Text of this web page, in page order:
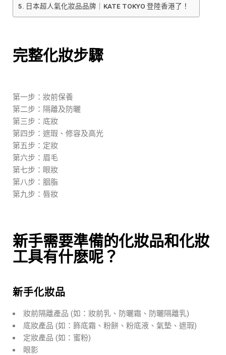
日本超人氣化妝品品牌｜KATE TOKYO 登陸香港了！
完整化妝步驟
第一步：妝前保養
第二步：隔離及防曬
第三步：底妝
第四步：遮瑕、修容及高光
第五步：定妝
第六步：眉毛
第七步：眼妝
第八步：胭脂
第九步：唇妝
新手需要準備的化妝品和化妝
工具有什麽呢？
新手化妝品
妝前隔離產品 (如：妝前乳、防曬霜、防曬隔離乳)
底妝產品 (如：飾底霜、粉餅、粉底液、氣墊、遮瑕)
定妝產品 (如：蜜粉)
眼影